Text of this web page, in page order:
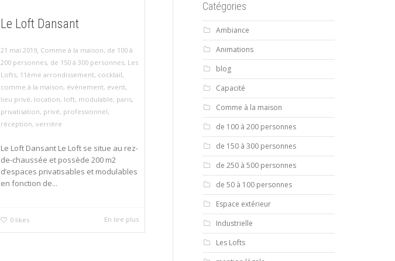
Le Loft Dansant
21 mai 2019, Comme à la maison, de 100 à
200 personnes, de 150 à 300 personnes, Les
Lofts, 11ème arrondissement, cocktail,
comme à la maison, événement, event,
lieu privé, location, loft, modulable, paris,
privatisation, privé, professionnel,
réception, verrière
Le Loft Dansant Le Loft se situe au rez-
de-chaussée et possède 200 m2
d’espaces privatisables et modulables
en fonction de...
0 likes En lire plus
Catégories
Ambiance
Animations
blog
Capacité
Comme à la maison
de 100 à 200 personnes
de 150 à 300 personnes
de 250 à 500 personnes
de 50 à 100 personnes
Espace extérieur
Industrielle
Les Lofts